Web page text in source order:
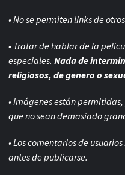
• No se permiten links de
• Tratar de hablar de la
especiales. Nada de
religiosos, de genero o
• Imágenes están
que no sean demasiado
• Los comentarios de
antes de publicarse.